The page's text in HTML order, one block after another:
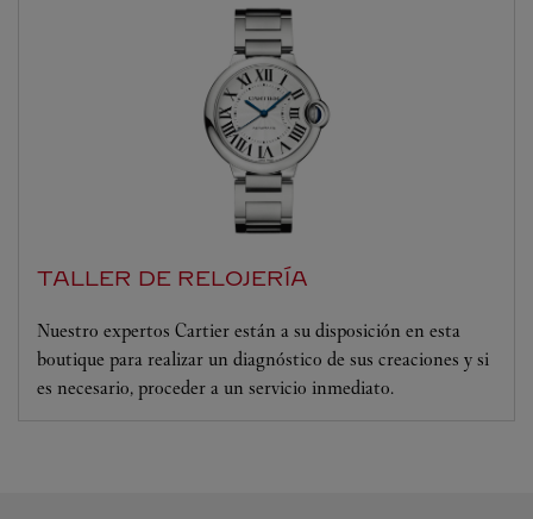
TALLER DE RELOJERÍA
Nuestro expertos Cartier están a su disposición en esta
boutique para realizar un diagnóstico de sus creaciones y si
es necesario, proceder a un servicio inmediato.